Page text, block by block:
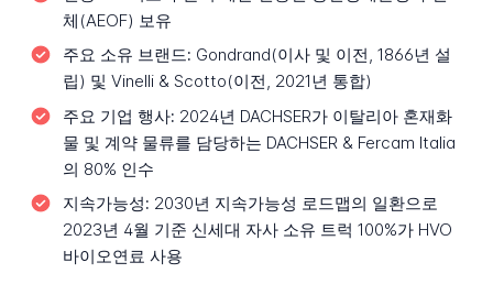
체(AEOF) 보유
주요 소유 브랜드: Gondrand(이사 및 이전, 1866년 설
립) 및 Vinelli & Scotto(이전, 2021년 통합)
주요 기업 행사: 2024년 DACHSER가 이탈리아 혼재화
물 및 계약 물류를 담당하는 DACHSER & Fercam Italia
의 80% 인수
지속가능성: 2030년 지속가능성 로드맵의 일환으로
2023년 4월 기준 신세대 자사 소유 트럭 100%가 HVO
바이오연료 사용